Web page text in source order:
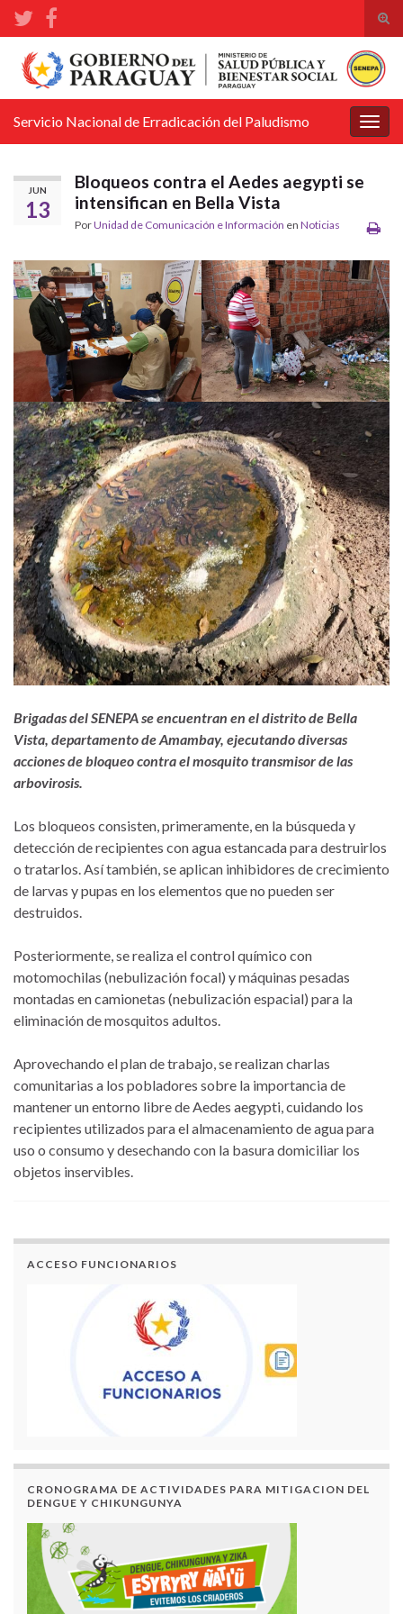
el
de
Search for:
la
Servicio Nacional de Erradicación del Paludismo
JUN
13
Bloqueos contra el Aedes aegypti se
intensifican en Bella Vista
PorUnidad de Comunicación e Información en Noticias
Brigadas del SENEPA se encuentran en el distrito de Bella
Vista, departamento de Amambay, ejecutando diversas
acciones de bloqueo contra el mosquito transmisor de las
arbovirosis.
Los bloqueos consisten, primeramente, en la búsqueda y
detección de recipientes con agua estancada para destruirlos
o tratarlos. Así también, se aplican inhibidores de crecimiento
de larvas y pupas en los elementos que no pueden ser
destruidos.
Posteriormente, se realiza el control químico con
motomochilas (nebulización focal) y máquinas pesadas
montadas en camionetas (nebulización espacial) para la
eliminación de mosquitos adultos.
Aprovechando el plan de trabajo, se realizan charlas
comunitarias a los pobladores sobre la importancia de
mantener un entorno libre de Aedes aegypti, cuidando los
recipientes utilizados para el almacenamiento de agua para
uso o consumo y desechando con la basura domiciliar los
objetos inservibles.
ACCESO FUNCIONARIOS
CRONOGRAMA DE ACTIVIDADES PARA MITIGACION DEL
DENGUE Y CHIKUNGUNYA